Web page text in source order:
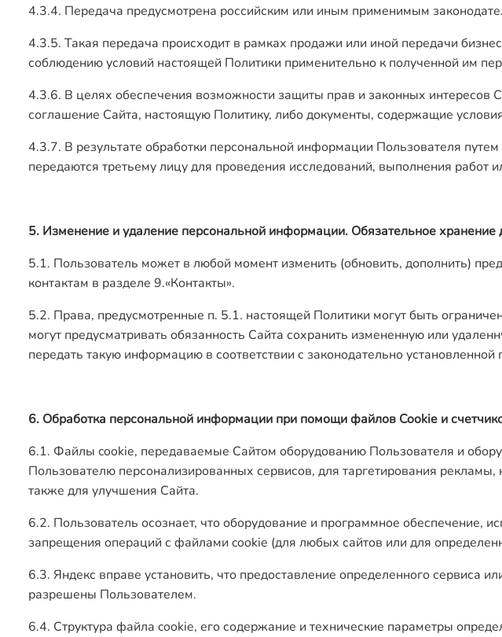
4.3.4. Передача предусмотрена российским или иным применимым
4.3.5. Такая передача происходит в рамках продажи или иной передачи
соблюдению условий настоящей Политики применительно к полученной им
4.3.6. В целях обеспечения возможности защиты прав и законных интересов
соглашение Сайта, настоящую Политику, либо документы, содержащие
4.3.7. В результате обработки персональной информации Пользователя
передаются третьему лицу для проведения исследований, выполнения работ
5. Изменение и удаление персональной информации. Обязательное хранение
5.1. Пользователь может в любой момент изменить (обновить, дополнить)
контактам в разделе 9.«Контакты».
5.2. Права, предусмотренные п. 5.1. настоящей Политики могут быть
могут предусматривать обязанность Сайта сохранить измененную или
передать такую информацию в соответствии с законодательно установленной
6. Обработка персональной информации при помощи файлов Cookie и
6.1. Файлы cookie, передаваемые Сайтом оборудованию Пользователя и
Пользователю персонализированных сервисов, для таргетирования
также для улучшения Сайта.
6.2. Пользователь осознает, что оборудование и программное обеспечение,
запрещения операций с файлами cookie (для любых сайтов или для
6.3. Яндекс вправе установить, что предоставление определенного сервиса
разрешены Пользователем.
6.4. Структура файла cookie, его содержание и технические параметры